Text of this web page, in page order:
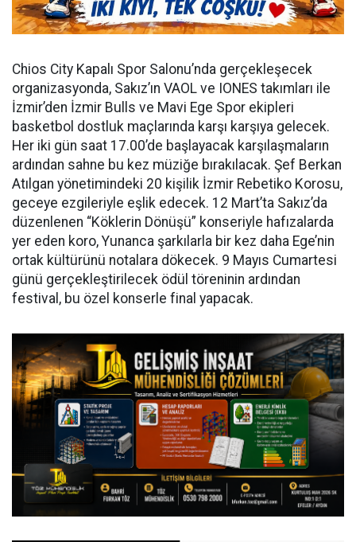
Chios City Kapalı Spor Salonu’nda gerçekleşecek
organizasyonda, Sakız’ın VAOL ve IONES takımları ile
İzmir’den İzmir Bulls ve Mavi Ege Spor ekipleri
basketbol dostluk maçlarında karşı karşıya gelecek.
Her iki gün saat 17.00’de başlayacak karşılaşmaların
ardından sahne bu kez müziğe bırakılacak. Şef Berkan
Atılgan yönetimindeki 20 kişilik İzmir Rebetiko Korosu,
geceye ezgileriyle eşlik edecek. 12 Mart’ta Sakız’da
düzenlenen “Köklerin Dönüşü” konseriyle hafızalarda
yer eden koro, Yunanca şarkılarla bir kez daha Ege’nin
ortak kültürünü notalara dökecek. 9 Mayıs Cumartesi
günü gerçekleştirilecek ödül töreninin ardından
festival, bu özel konserle final yapacak.